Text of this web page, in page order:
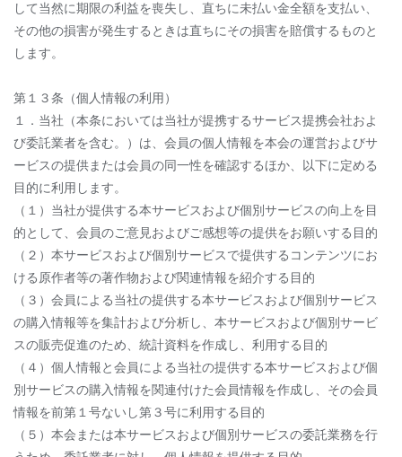
して当然に期限の利益を喪失し、直ちに未払い金全額を支払い、
その他の損害が発生するときは直ちにその損害を賠償するものと
します。
第１３条（個人情報の利用）
１．当社（本条においては当社が提携するサービス提携会社およ
び委託業者を含む。）は、会員の個人情報を本会の運営およびサ
ービスの提供または会員の同一性を確認するほか、以下に定める
目的に利用します。
（１）当社が提供する本サービスおよび個別サービスの向上を目
的として、会員のご意見およびご感想等の提供をお願いする目的
（２）本サービスおよび個別サービスで提供するコンテンツにお
ける原作者等の著作物および関連情報を紹介する目的
（３）会員による当社の提供する本サービスおよび個別サービス
の購入情報等を集計および分析し、本サービスおよび個別サービ
スの販売促進のため、統計資料を作成し、利用する目的
（４）個人情報と会員による当社の提供する本サービスおよび個
別サービスの購入情報を関連付けた会員情報を作成し、その会員
情報を前第１号ないし第３号に利用する目的
（５）本会または本サービスおよび個別サービスの委託業務を行